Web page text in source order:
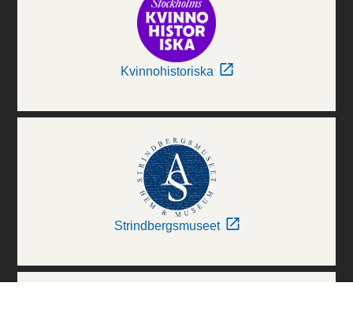
Kvinnohistoriska
Strindbergsmuseet